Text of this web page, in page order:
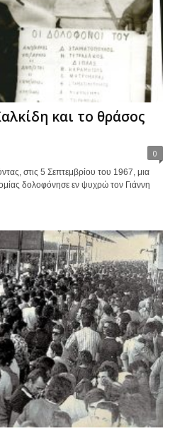
και το θράσος
0
στις 5 Σεπτεμβρίου του 1967, μια
δολοφόνησε εν ψυχρώ τον Γιάννη